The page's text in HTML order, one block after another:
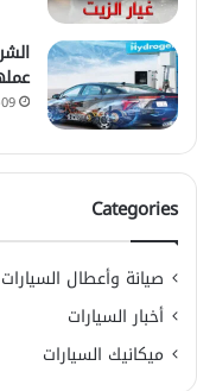
Categories
صيانة وأعطال السيارات
أخبار السيارات
ميكانيك السيارات